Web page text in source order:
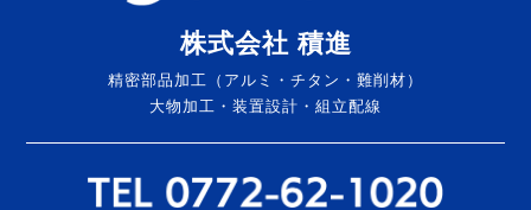
株式会社 積進
精密部品加工（アルミ・チタン・難削材）
大物加工・装置設計・組立配線